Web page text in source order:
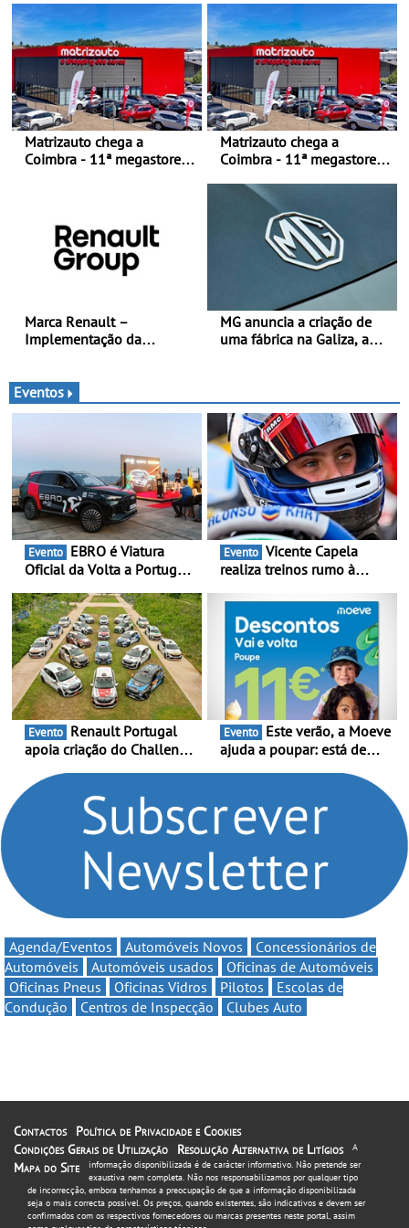
competição
Matrizauto chega a
Coimbra - 11ª megastore
Matrizauto chega a
Coimbra - 11ª megastore
na Região Centro
Marca Renault –
Implementação da
eletrificação e criação de
valor
MG anuncia a criação de
uma fábrica na Galiza, a
para 2028, com uma
capacidade anual de até
120.000 veículos
Eventos
Evento
Oficial da Volta a Portugal
presença nacional ao lado
da mítica prova de ciclismo
e leva a sua gama SUV
multi-energia às estradas
de Portugal
Evento
realiza treinos rumo à
Portugal Karting e mira boa
estreia - O Campeonato
Portugal Karting 2026
decorre entre 1 de Março e
6 de Setembro
Evento
apoia criação do Challenge
compromisso com o
automobilismo nacional
continua em 2026
Evento
ajuda a poupar: está de
Volta” com descontos de
Agenda/Eventos Automóveis Novos
Concessionários de
Automóveis
Automóveis usados
Oficinas de Automóveis
Oficinas Pneus
Oficinas Vidros Pilotos
Escolas de
Condução
Centros de Inspecção Clubes Auto
Contactos
Política de Privacidade e Cookies
Condições Gerais de Utilização
Resolução Alternativa de Litígios
Mapa do Site
A
informação disponibilizada é de carácter informativo. Não pretende ser
exaustiva nem completa. Não nos responsabilizamos por qualquer tipo
de incorrecção, embora tenhamos a preocupação de que a informação disponibilizada
seja o mais correcta possível. Os preços, quando existentes, são indicativos e devem ser
confirmados com os respectivos fornecedores ou marcas presentes neste portal, assim